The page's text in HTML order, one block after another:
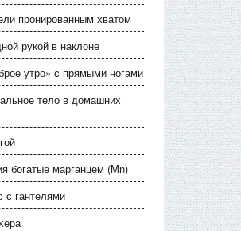
пронированным хватом
рукой в наклоне
утро» с прямыми ногами
тело в домашних
богатые марганцем (Mn)
с гантелями